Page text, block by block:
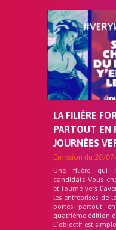
LA FILIÈRE
PARTOUT EN
JOURNÉES
Emission du 20/
Une filière qui
candidats Vous
et tourné vers
les entreprises de
portes partout
quatrième édition
L’objectif est